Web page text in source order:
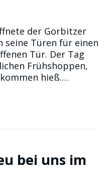
der Gorbitzer
seine Türen für einen
Tür. Der Tag
Frühshoppen,
hieß.…
bei uns im